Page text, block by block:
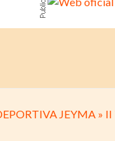
JEYMA » II